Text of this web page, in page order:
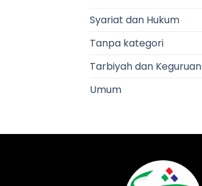
Syariat dan Hukum
Tanpa kategori
Tarbiyah dan Keguruan
Umum